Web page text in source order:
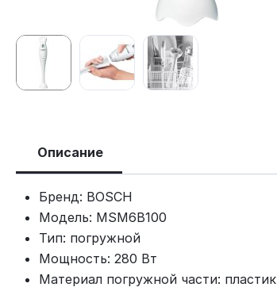
Описание
Бренд: BOSCH
Модель: MSM6B100
Тип: погружной
Мощность: 280 Вт
Материал погружной части: пластик